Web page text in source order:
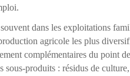
dans les exploitations
agricole les plus
complémentaires du point
sous-produits : résidus de